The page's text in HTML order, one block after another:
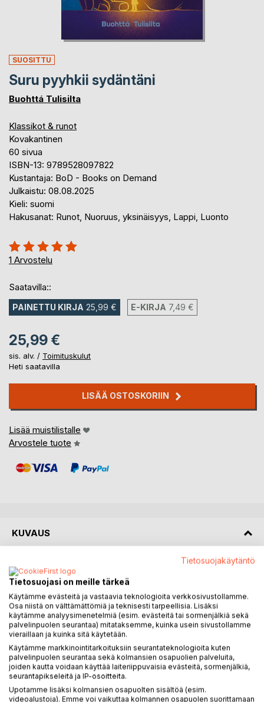
SUOSITTU
Suru pyyhkii sydäntäni
Buohttá Tulisilta
Klassikot & runot
Kovakantinen
60 sivua
ISBN-13: 9789528097822
Kustantaja: BoD - Books on Demand
Julkaistu: 08.08.2025
Kieli: suomi
Hakusanat: Runot, Nuoruus, yksinäisyys, Lappi, Luonto
Arvostelu::
100%
1 Arvostelu
Saatavilla::
PAINETTU KIRJA 25,99 € E-KIRJA 7,49 €
25,99 €
sis. alv. / Toimituskulut
Heti saatavilla
LISÄÄ OSTOSKORIIN
Lisää muistilistalle
Arvostele tuote
KUVAUS
Taivas on sinertävä.
Aurinko nousee.
On kylmää ja koleaa,
minä ajattelen Lappia.
Käsissäsi on erityisherkän ja pohdiskelevan pohjoisen
naisen lapsuuden unelma: Buohttá Tulisillan esikoisteos.
Vaasalaistuneen, mutta Lappia sydämessään kantavan
Buohttán mielenkiinnon kohteisiin kuuluvat kirjoittaminen,
tähtitiede, luonto ja eläimet.
Tietosuojakäytäntö
Tietosuojasi on meille tärkeä
Käytämme evästeitä ja vastaavia teknologioita verkkosivustollamme.
Osa niistä on välttämättömiä ja teknisesti tarpeellisia. Lisäksi
käytämme analyysimenetelmiä (esim. evästeitä tai sormenjälkiä sekä
palvelinpuolen seurantaa) mitataksemme, kuinka usein sivustollamme
vieraillaan ja kuinka sitä käytetään.
Käytämme markkinointitarkoituksiin seurantateknologioita kuten
palvelinpuolen seurantaa sekä kolmansien osapuolien palveluita,
joiden kautta voidaan käyttää laiteriippuvaisia evästeitä, sormenjälkiä,
seurantapikseleitä ja IP-osoitteita.
Upotamme lisäksi kolmansien osapuolten sisältöä (esim.
videoalustoja). Emme voi vaikuttaa kolmannen osapuolen suorittamaan